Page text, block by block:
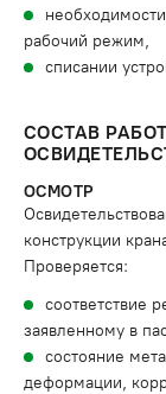
рабочий режим,
списании
СОСТАВ
ОСМОТР
конструкции
Проверяется:
соответствие
заявленному в
состояние
деформации,